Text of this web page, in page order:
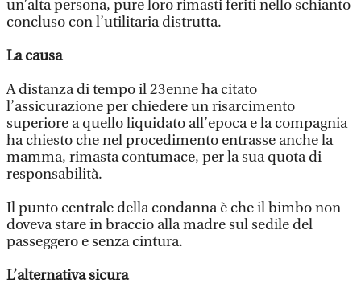
un’alta persona, pure loro rimasti feriti nello schianto
concluso con l’utilitaria distrutta.
La causa
A distanza di tempo il 23enne ha citato
l’assicurazione per chiedere un risarcimento
superiore a quello liquidato all’epoca e la compagnia
ha chiesto che nel procedimento entrasse anche la
mamma, rimasta contumace, per la sua quota di
responsabilità.
Il punto centrale della condanna è che il bimbo non
doveva stare in braccio alla madre sul sedile del
passeggero e senza cintura.
L’alternativa sicura